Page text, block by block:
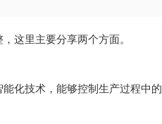
这里主要分享两个方面。
化技术，能够控制生产过程中